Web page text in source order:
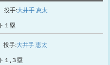
投手:大井手 恵太
１塁
投手:大井手 恵太
１,３塁